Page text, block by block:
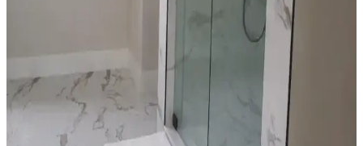
Düşük Tavanlı Mutfaklarda Avize Seçimi ve
Aydınlatma Yerleşim Rehberi
Düşük tavanlı mutfaklarda avize seçimi ve yerleşimi, ışık rengi,
montaj, temizlik ve şarap saklama önerileriyle işlevsel ve estetik
aydınlatma çözümleri sunar.
Sarı Mutfaklarda Beyaz ve Siyah Dolap Seçiminin
Avantajları ve Dezavantajları